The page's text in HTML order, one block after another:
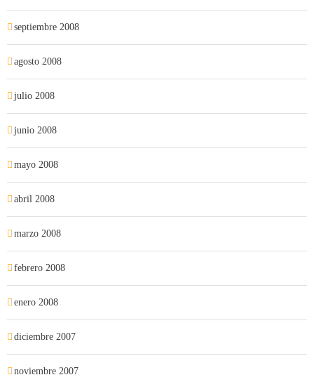
septiembre 2008
agosto 2008
julio 2008
junio 2008
mayo 2008
abril 2008
marzo 2008
febrero 2008
enero 2008
diciembre 2007
noviembre 2007